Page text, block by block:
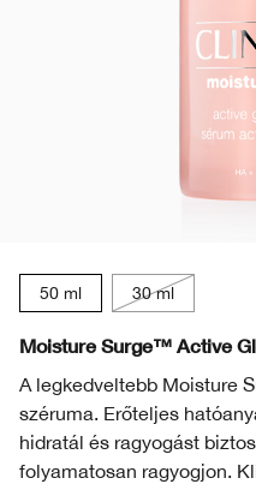
50 ml 30 ml
Moisture Surge™ Active
A legkedveltebb Moisture
széruma. Erőteljes
hidratál és ragyogást
folyamatosan ragyogjon.